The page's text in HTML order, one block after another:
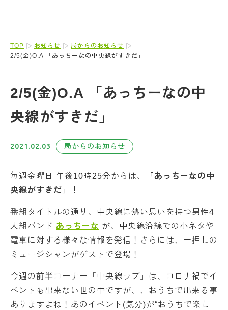
TOP お知らせ
局からのお知らせ
2/5(金)O.A 「あっちーなの中央線がすきだ」
2/5(金)O.A 「あっちーなの中
央線がすきだ」
2021.02.03 局からのお知らせ
毎週金曜日 午後10時25分からは、
「あっちーなの中
央線がすきだ」
！
番組タイトルの通り、中央線に熱い思いを持つ男性4
人組バンド あっちーな が、中央線沿線での小ネタや
電車に対する様々な情報を発信！さらには、一押しの
ミュージシャンがゲストで登場！
今週の前半コーナー「中央線ラブ」は、コロナ禍でイ
ベントも出来ない世の中ですが、、おうちで出来る事
ありますよね！あのイベント(気分)が“おうちで楽し